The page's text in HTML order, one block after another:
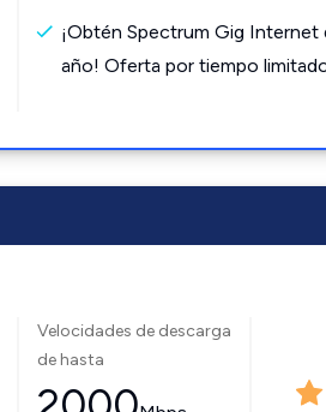
¡Obtén Spectrum Gig Internet
año! Oferta por tiempo
Velocidades de descarga
de hasta